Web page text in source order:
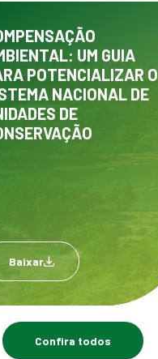
UM GUIA
POTENCIALIZAR O
NACIONAL DE
DE
Baixar
Confira todos